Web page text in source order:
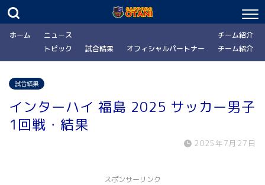
ホーム
ニュース
トピック
試合結果 オフィシャルパートナー
チーム紹介
チーム紹介
試合結果
インターハイ 福島 2025 サッカー男子
1回戦・結果
2025年7月27日
スポンサーリンク